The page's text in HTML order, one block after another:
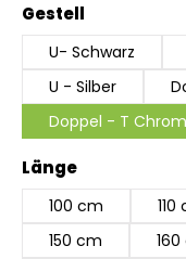
Gestell
U- Schwarz
U - Silber
Doppel - T Chrom
Längeauswählen
100 cm 110
150 cm